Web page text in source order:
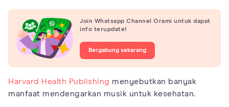
Join Whatsapp Channel Orami untuk dapat
info terupdate!
Bergabung sekarang
Harvard Health Publishing menyebutkan banyak
manfaat mendengarkan musik untuk kesehatan.